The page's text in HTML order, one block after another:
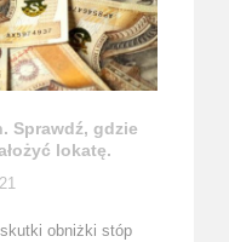
Sprawdź, gdzie
lokatę.
obniżki stóp